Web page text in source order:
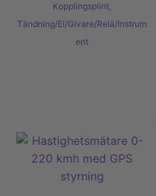
Kopplingsplint,
Tändning/El/Givare/Relä/Instrum
ent